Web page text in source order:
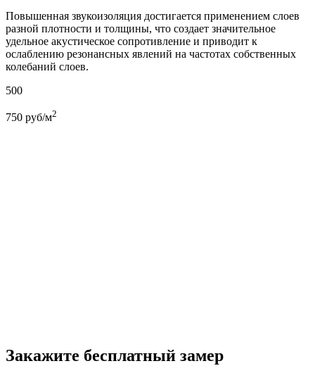
Повышенная звукоизоляция достигается применением слоев
разной плотности и толщины, что создает значительное
удельное акустическое сопротивление и приводит к
ослаблению резонансных явлений на частотах собственных
колебаний слоев.
500
750 руб/м2
Закажите бесплатный замер